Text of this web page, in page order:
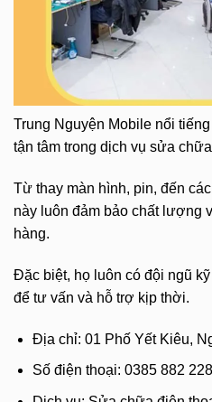
Trung Nguyện Mobile nổi
tận tâm trong dịch vụ sửa
Từ thay màn hình, pin, đến
này luôn đảm bảo chất lượng
hàng.
Đặc biệt, họ luôn có đội ngũ
để tư vấn và hỗ trợ kịp thời.
Địa chỉ: 01 Phố Yết Kiêu,
Số điện thoại: 0385 882 228